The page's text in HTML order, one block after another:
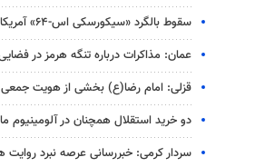
سقوط بالگرد «سیکورسکی اس-۶۴» آمریکا
عمان: مذاکرات درباره تنگه هرمز در
قزلی: امام رضا(ع) بخشی از هویت جمعی
دو خرید استقلال همچنان در آلومینیوم
سردار کرمی: خبررسانی عرصه نبرد